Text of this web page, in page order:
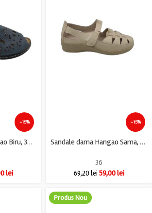
-15%
Sandale dama Hangao Biru, 36, imitatie de piele, albastru
lei
-15%
Sandale dama Hangao Sama, 36, imitatie de piele, crem
36
69,20lei 59,00lei
Produs Nou